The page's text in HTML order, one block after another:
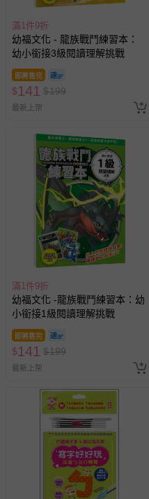
滿1件9折
幼福文化 - 龍族戰鬥練習本：
幼小銜接3級閱讀理解挑戰
即將售完
$141 $199
最新上架
滿1件9折
幼福文化 -龍族戰鬥練習本：幼
小銜接1級閱讀理解挑戰
即將售完
$141 $199
最新上架